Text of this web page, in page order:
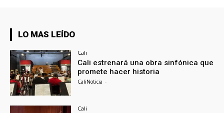
LO MAS LEÍDO
Cali
Cali estrenará una obra sinfónica que
promete hacer historia
CaliNoticia -
Cali